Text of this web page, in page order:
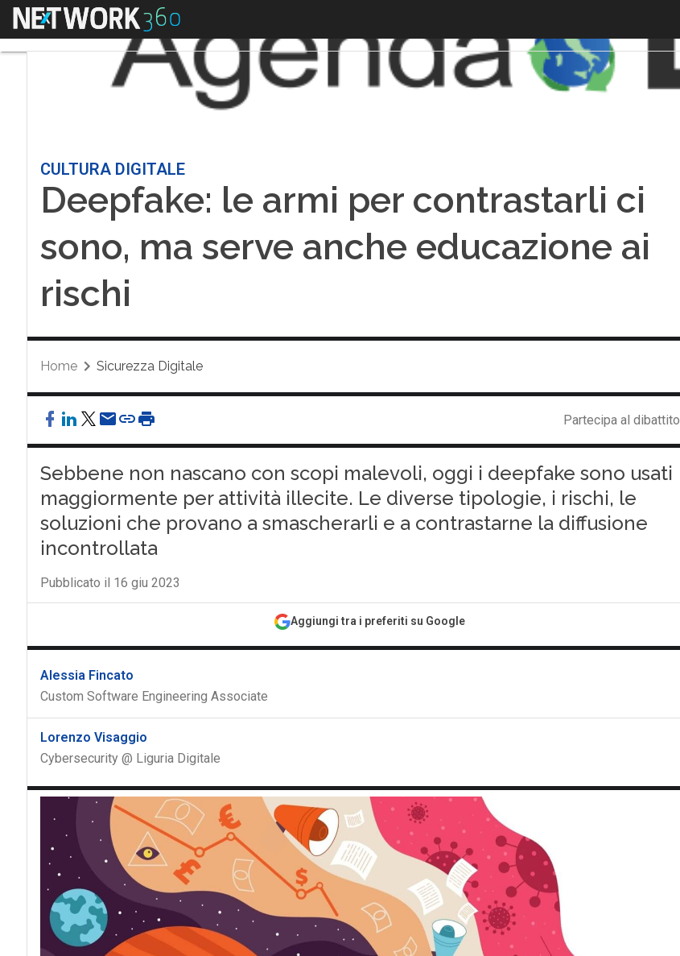
Menu
CULTURA DIGITALE
Deepfake: le armi per contrastarli ci
sono, ma serve anche educazione ai
rischi
Home Sicurezza Digitale
Partecipa al dibattito
Sebbene non nascano con scopi malevoli, oggi i deepfake sono usati
maggiormente per attività illecite. Le diverse tipologie, i rischi, le
soluzioni che provano a smascherarli e a contrastarne la diffusione
incontrollata
Pubblicato il 16 giu 2023
Aggiungi tra i preferiti su Google
Alessia Fincato
Custom Software Engineering Associate
Lorenzo Visaggio
Cybersecurity @ Liguria Digitale